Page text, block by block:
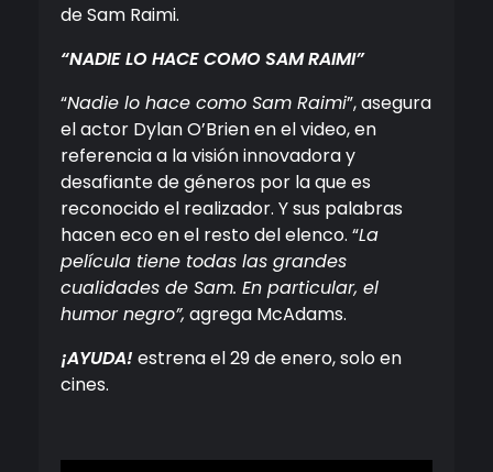
de Sam Raimi.
“NADIE LO HACE COMO SAM RAIMI”
“Nadie lo hace como Sam Raimi”, asegura
el actor Dylan O’Brien en el video, en
referencia a la visión innovadora y
desafiante de géneros por la que es
reconocido el realizador. Y sus palabras
hacen eco en el resto del elenco. “La
película tiene todas las grandes
cualidades de Sam. En particular, el
humor negro”, agrega McAdams.
¡AYUDA! estrena el 29 de enero, solo en
cines.